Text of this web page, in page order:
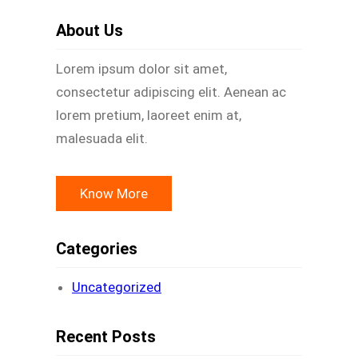
About Us
Lorem ipsum dolor sit amet,
consectetur adipiscing elit. Aenean ac
lorem pretium, laoreet enim at,
malesuada elit.
Know More
Categories
Uncategorized
Recent Posts